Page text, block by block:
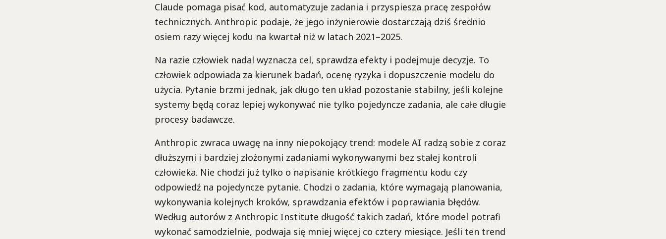
Claude pomaga pisać kod, automatyzuje zadania i przyspiesza pracę zespołów
technicznych. Anthropic podaje, że jego inżynierowie dostarczają dziś średnio
osiem razy więcej kodu na kwartał niż w latach 2021–2025.
Na razie człowiek nadal wyznacza cel, sprawdza efekty i podejmuje decyzje. To
człowiek odpowiada za kierunek badań, ocenę ryzyka i dopuszczenie modelu do
użycia. Pytanie brzmi jednak, jak długo ten układ pozostanie stabilny, jeśli kolejne
systemy będą coraz lepiej wykonywać nie tylko pojedyncze zadania, ale całe długie
procesy badawcze.
Anthropic zwraca uwagę na inny niepokojący trend: modele AI radzą sobie z coraz
dłuższymi i bardziej złożonymi zadaniami wykonywanymi bez stałej kontroli
człowieka. Nie chodzi już tylko o napisanie krótkiego fragmentu kodu czy
odpowiedź na pojedyncze pytanie. Chodzi o zadania, które wymagają planowania,
wykonywania kolejnych kroków, sprawdzania efektów i poprawiania błędów.
Według autorów z Anthropic Institute długość takich zadań, które model potrafi
wykonać samodzielnie, podwaja się mniej więcej co cztery miesiące. Jeśli ten trend